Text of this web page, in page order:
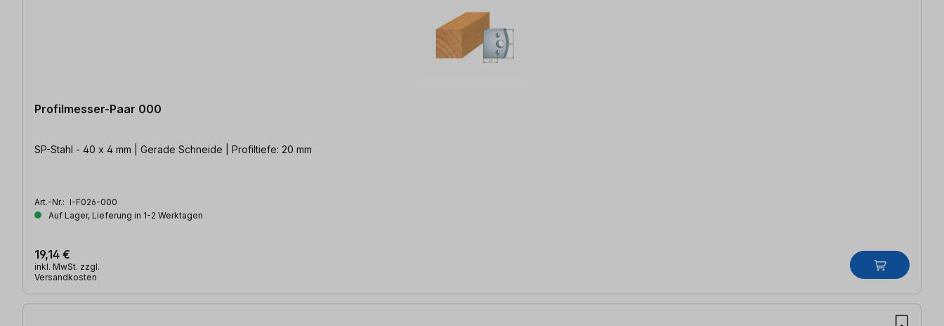
Profilmesser-Paar 000
SP-Stahl - 40 x 4 mm | Gerade Schneide | Profiltiefe: 20 mm
Art.-Nr.: I-F026-000
Auf Lager, Lieferung in 1-2 Werktagen
19,14 €
inkl. MwSt. zzgl.
Versandkosten